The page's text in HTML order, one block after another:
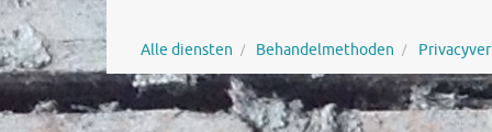
Alle diensten Behandelmethoden